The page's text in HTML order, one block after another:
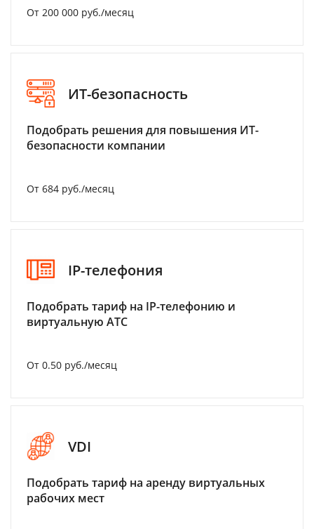
От 200 000 руб./месяц
ИТ-безопасность
Подобрать решения для повышения ИТ-
безопасности компании
От 684 руб./месяц
IP-телефония
Подобрать тариф на IP-телефонию и
виртуальную АТС
От 0.50 руб./месяц
VDI
Подобрать тариф на аренду виртуальных
рабочих мест